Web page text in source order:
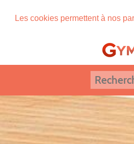
Les cookies permettent à nos